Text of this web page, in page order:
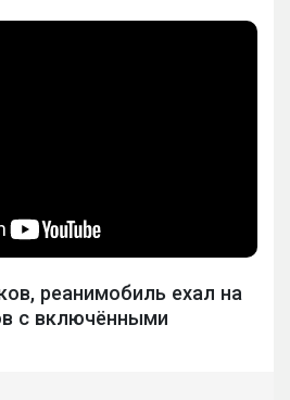
реанимобиль ехал на
с включёнными